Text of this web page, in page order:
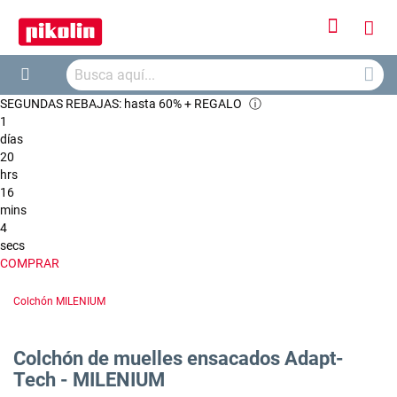
Iniciar
Buscar
SEGUNDAS REBAJAS: hasta 60% + REGALO ⓘ
1
días
20
hrs
16
mins
4
secs
COMPRAR
Colchón MILENIUM
Colchón de muelles ensacados Adapt-
Tech - MILENIUM